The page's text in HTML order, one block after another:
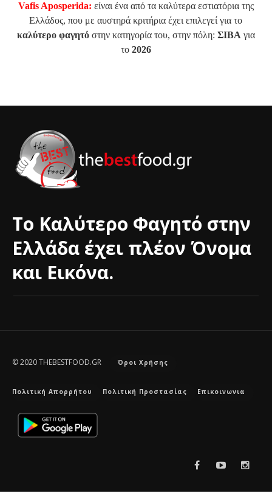
Vafis Aposperida: είναι ένα από τα καλύτερα εστιατόρια της
Ελλάδος, που με αυστηρά κριτήρια έχει επιλεγεί για το
καλύτερο φαγητόστην κατηγορία του, στην πόλη: ΣΙΒΑγια
το 2026
Το Καλύτερο Φαγητό στην
Ελλάδα έχει πλέον Όνομα
και Εικόνα.
© 2020 THEBESTFOOD.GR Όροι Χρήσης
Πολιτική Απορρήτου Πολιτική Προστασίας Επικοινωνια